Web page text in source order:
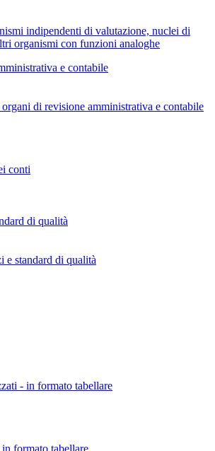
indipendenti di valutazione, nuclei di
organismi con funzioni analoghe
e contabile
di revisione amministrativa e contabile
conti
di qualità
e standard di qualità
- in formato tabellare
formato tabellare